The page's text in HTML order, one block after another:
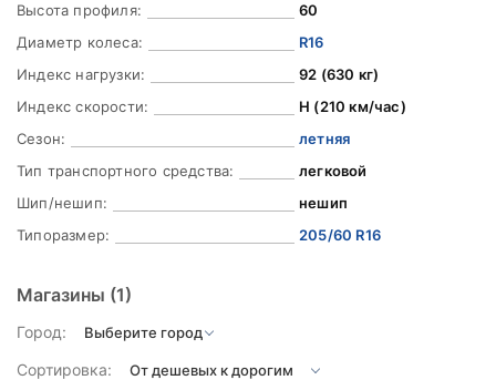
Высота профиля:
60
Диаметр колеса:
R16
Индекс нагрузки:
92 (630 кг)
Индекс скорости:
H (210 км/час)
Сезон:
летняя
Тип транспортного средства:
легковой
Шип/нешип:
нешип
Типоразмер:
205/60 R16
Магазины (1)
Город:
Сортировка: